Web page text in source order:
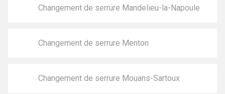
Changement de serrure Mandelieu-la-Napoule
Changement de serrure Menton
Changement de serrure Mouans-Sartoux